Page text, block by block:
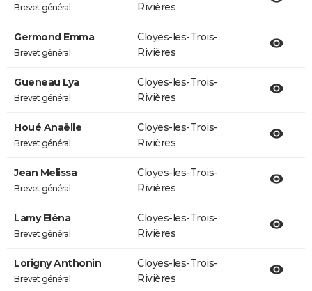
Brevet général
Rivières
Germond Emma
Brevet général
Cloyes-les-Trois-
Rivières
Gueneau Lya
Brevet général
Cloyes-les-Trois-
Rivières
Houé Anaëlle
Brevet général
Cloyes-les-Trois-
Rivières
Jean Melissa
Brevet général
Cloyes-les-Trois-
Rivières
Lamy Eléna
Brevet général
Cloyes-les-Trois-
Rivières
Lorigny Anthonin
Brevet général
Cloyes-les-Trois-
Rivières